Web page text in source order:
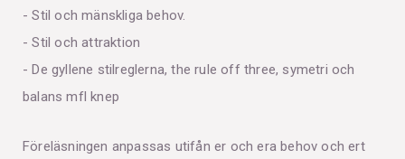
- Stil och mänskliga behov.
- Stil och attraktion
- De gyllene stilreglerna, the rule off three, symetri och
balans mfl knep
Föreläsningen anpassas utifån er och era behov och ert